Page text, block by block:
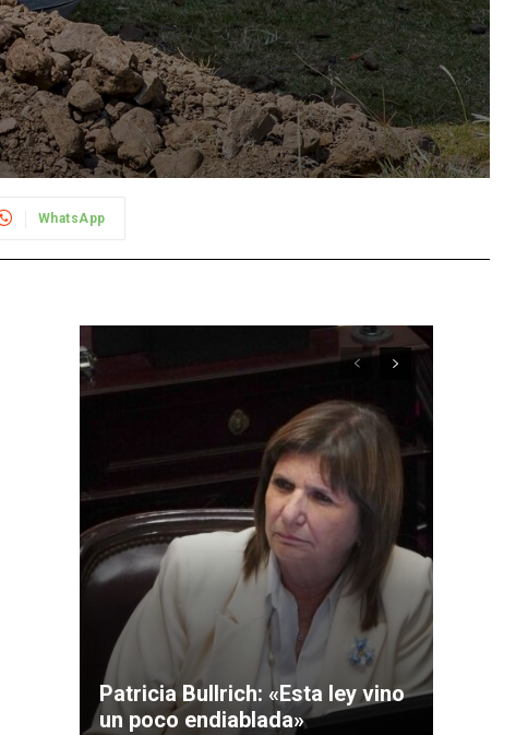
WhatsApp
Patricia Bullrich: «Esta ley vino
un poco endiablada»